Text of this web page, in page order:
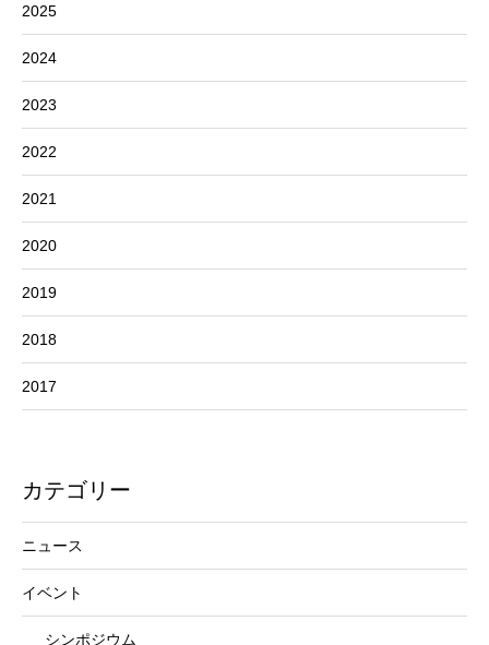
2025
2024
2023
2022
2021
2020
2019
2018
2017
カテゴリー
ニュース
イベント
シンポジウム